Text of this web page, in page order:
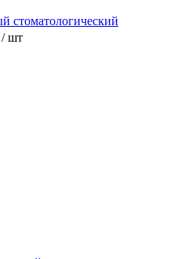
стоматологический
/ шт